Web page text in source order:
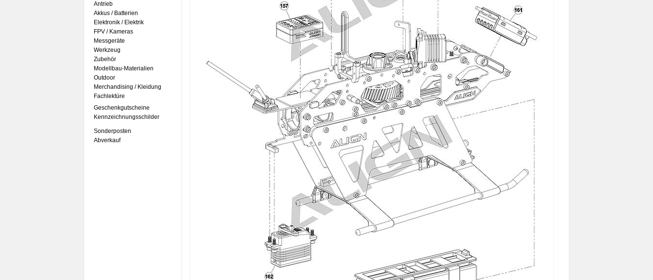
Antrieb
Akkus / Batterien
Elektronik / Elektrik
FPV / Kameras
Messgeräte
Werkzeug
Zubehör
Modellbau-Materialien
Outdoor
Merchandising / Kleidung
Fachlektüre
Geschenkgutscheine
Kennzeichnungsschilder
Sonderposten
Abverkauf